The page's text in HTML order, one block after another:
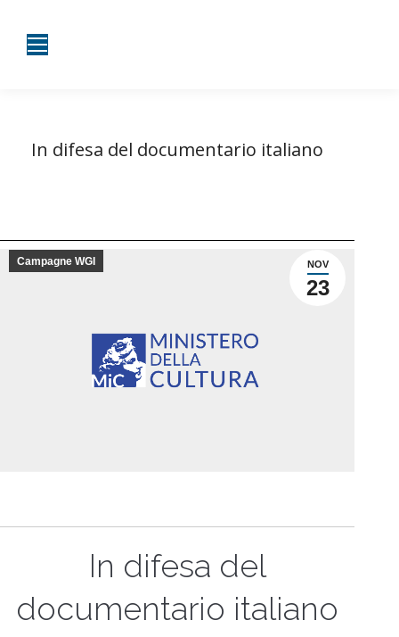
In difesa del documentario italiano
NOV
23
Campagne WGI
In difesa del
documentario italiano